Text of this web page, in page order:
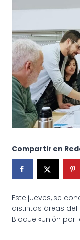
Compartir en
Este jueves, se
distintas áreas del
Bloque «Unión por